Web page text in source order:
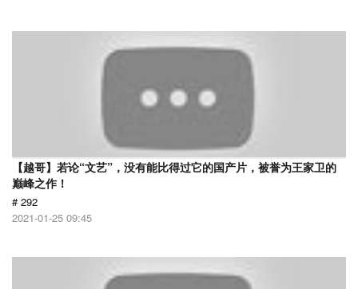
【越哥】若论“文艺”，没有能比得过它的国产片，被誉为王家卫的
巅峰之作！
# 292
2021-01-25 09:45